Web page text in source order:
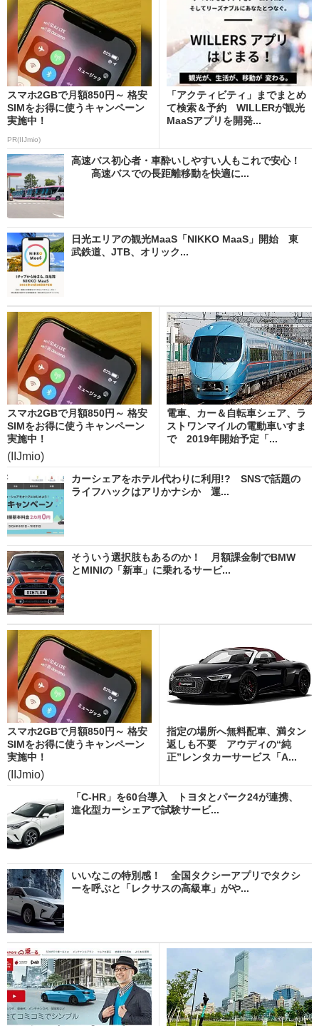
スマホ2GBで月額850円～ 格安
SIMをお得に使うキャンペーン
実施中！
PR(IIJmio)
「アクティビティ」までまとめ
て検索＆予約 WILLERが観光
MaaSアプリを開発...
高速バス初心者・車酔いしやすい人もこれで安心！
高速バスでの長距離移動を快適に...
日光エリアの観光MaaS「NIKKO MaaS」開始 東
武鉄道、JTB、オリック...
スマホ2GBで月額850円～ 格安
SIMをお得に使うキャンペーン
実施中！
(IIJmio)
電車、カー＆自転車シェア、ラ
ストワンマイルの電動車いすま
で 2019年開始予定「...
カーシェアをホテル代わりに利用!? SNSで話題の
ライフハックはアリかナシか 運...
そういう選択肢もあるのか！ 月額課金制でBMW
とMINIの「新車」に乗れるサービ...
スマホ2GBで月額850円～ 格安
SIMをお得に使うキャンペーン
実施中！
(IIJmio)
指定の場所へ無料配車、満タン
返しも不要 アウディの“純
正”レンタカーサービス「A...
「C-HR」を60台導入 トヨタとパーク24が連携、
進化型カーシェアで試験サービ...
いいなこの特別感！ 全国タクシーアプリでタクシ
ーを呼ぶと「レクサスの高級車」がや...